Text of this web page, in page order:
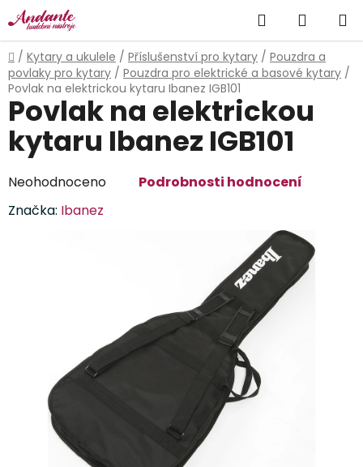
Přejít
na
obsah
Hledat
KOŠÍK
Domů
/ Kytary a ukulele / Příslušenství pro kytary / Pouzdra a
povlaky pro kytary / Pouzdra pro elektrické a basové kytary /
Povlak na elektrickou kytaru Ibanez IGB101
Povlak na elektrickou
kytaru Ibanez IGB101
Průměrné
produktu
Neohodnoceno
Podrobnosti hodnocení
Značka: Ibanez